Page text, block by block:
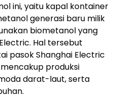
ini, yaitu kapal kontainer
generasi baru milik
biometanol yang
Hal tersebut
pasok Shanghai Electric
produksi
darat-laut, serta